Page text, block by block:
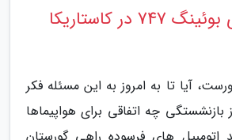
در کاستاریکا
آیا تا به امروز به این مسئله فکر
بازنشستگی چه اتفاقی برای هواپیماها